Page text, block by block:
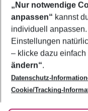
Footer
Footer navigation
Über uns
AGB
Bestpreisgarantie
Cookie-Einstellungen
Cookie-Richtlinie
Agenturbetreuung
Barrierefreies Reisen
Folge uns
„Nur notwendige
anpassen“ kannst
individuell
Einstellungen
– klicke dazu einfach
ändern“.
Datenschutz-
Cookie/Tracking-